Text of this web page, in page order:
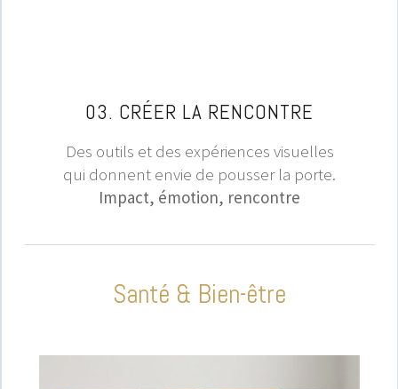
03. CRÉER LA RENCONTRE
Des outils et des expériences visuelles
qui donnent envie de pousser la porte.
Impact, émotion, rencontre
Santé & Bien-être